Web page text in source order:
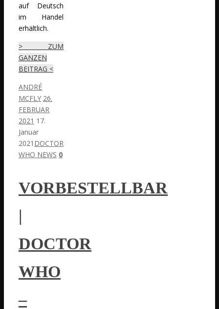
auf Deutsch
im Handel
erhältlich.
> ZUM
GANZEN
BEITRAG <
ANDRÉ
MCFLY 26.
FEBRUAR
2021 17.
Januar
2021 DOCTOR
WHO NEWS 0
VORBESTELLBAR
|
DOCTOR
WHO
–